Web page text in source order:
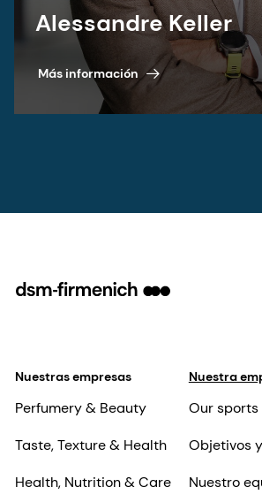
Alessandre Keller
Más información
Nuestras empresas
Perfumery & Beauty
Taste, Texture & Health
Health, Nutrition & Care
Nuestra
Our
Objetivos
Nuestro